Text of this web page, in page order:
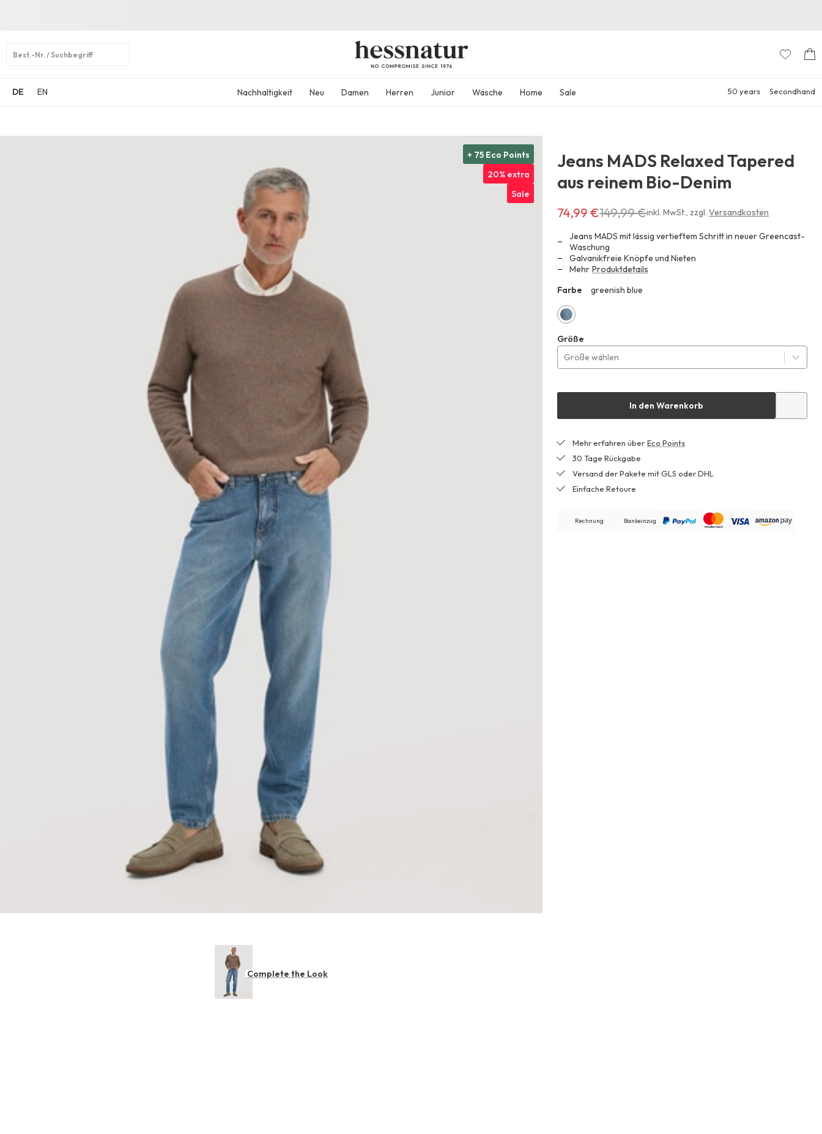
DE
EN Nachhaltigkeit Neu Damen Herren Junior Wäsche Home Sale 50 years Secondhand
+ 75 Eco Points
20% extra
Sale
Jeans MADS Relaxed Tapered
aus reinem Bio-Denim
Erhältlich
74,99 €
anstatt
149,99 €
74,99 €149,99 €inkl. MwSt.,zzgl. Versandkosten
Jeans MADS mit lässig vertieftem Schritt in neuer Greencast-
Waschung
Galvanikfreie Knöpfe und Nieten
Mehr Produktdetails
Farbe
greenish blue
blue
Größe
Größe wählen
In den Warenkorb
Mehr erfahren über Eco Points
30 Tage Rückgabe
Versand der Pakete mit GLS oder DHL
Einfache Retoure
Rechnung Bankeinzug
Complete the Look